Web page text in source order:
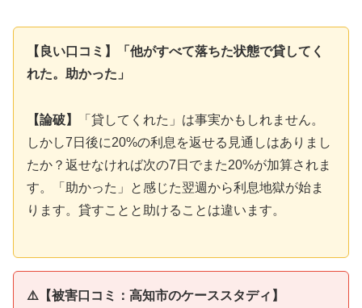
【良い口コミ】「他がすべて落ちた状態で貸してく
れた。助かった」
【論破】
「貸してくれた」は事実かもしれません。
しかし7日後に20%の利息を返せる見通しはありまし
たか？返せなければ次の7日でまた20%が加算されま
す。「助かった」と感じた翌週から利息地獄が始ま
ります。貸すことと助けることは違います。
⚠️【被害口コミ：高知市のケーススタディ】